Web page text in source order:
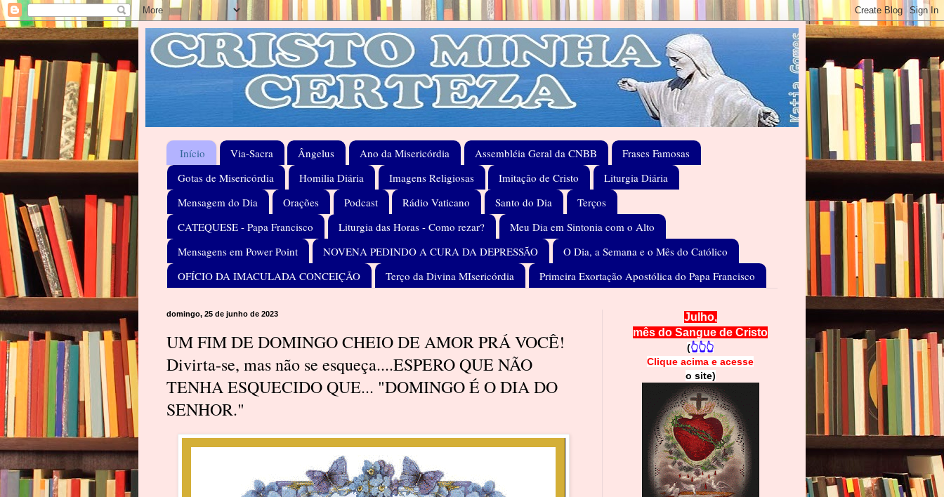
Início Via-Sacra Ângelus Ano da Misericórdia Assembléia Geral da CNBB
Frases Famosas
Gotas de Misericórdia
Homilia Diária Imagens Religiosas Imitação de Cristo
Liturgia Diária
Mensagem do Dia
Orações Podcast Rádio Vaticano Santo do Dia
Terços
CATEQUESE - Papa Francisco
Liturgia das Horas - Como rezar?
Meu Dia em Sintonia com o Alto
Mensagens em Power Point
NOVENA PEDINDO A CURA DA DEPRESSÃO
O Dia, a Semana e o Mês do Católico
OFÍCIO DA IMACULADA CONCEIÇÃO
Terço da Divina MIsericórdia Primeira Exortação Apostólica do Papa Francisco
domingo, 25 de junho de 2023
UM FIM DE DOMINGO CHEIO DE AMOR PRÁ VOCÊ!
Divirta-se, mas não se esqueça....ESPERO QUE NÃO
TENHA ESQUECIDO QUE... "DOMINGO É O DIA DO
SENHOR."
Julho,
mês do Sangue de Cristo
(👆👆👆
Clique acima e acesse
o site)